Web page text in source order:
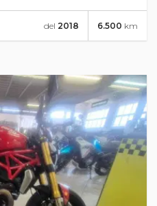
6.500 km
del 2018